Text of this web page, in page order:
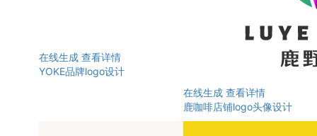
在线生成 查看详情
YOKE品牌logo设计
在线生成 查看详情
鹿咖啡店铺logo头像设计